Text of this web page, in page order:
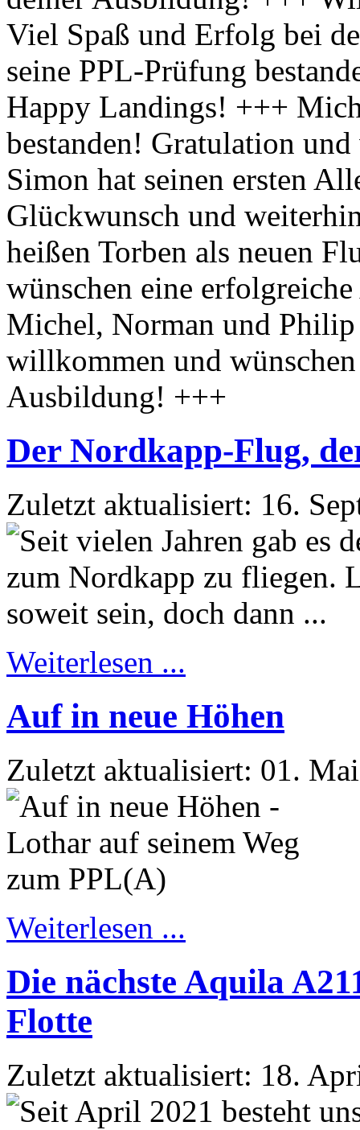
Der Nordkapp-Flug,
Zuletzt aktualisiert: 16.
Weiterlesen ...
Auf in neue Höhen
Zuletzt aktualisiert: 01.
Weiterlesen ...
Die nächste Aquila
Flotte
Zuletzt aktualisiert: 18.